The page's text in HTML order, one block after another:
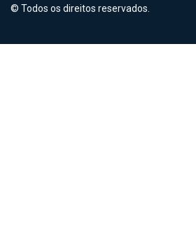
© Todos os direitos reservados.